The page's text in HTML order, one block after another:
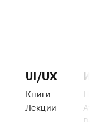
UI/UX
Книги
Лекции